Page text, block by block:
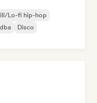
Lo-fi hip-hop
Disco